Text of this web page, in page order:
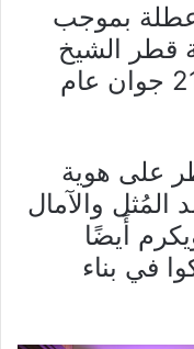
عطلة بموجب
قطر الشيخ
تميم بن حمد آل ثاني في 21 جوان عام
على هوية
المُثل والآمال
أَيضًا
في بناء